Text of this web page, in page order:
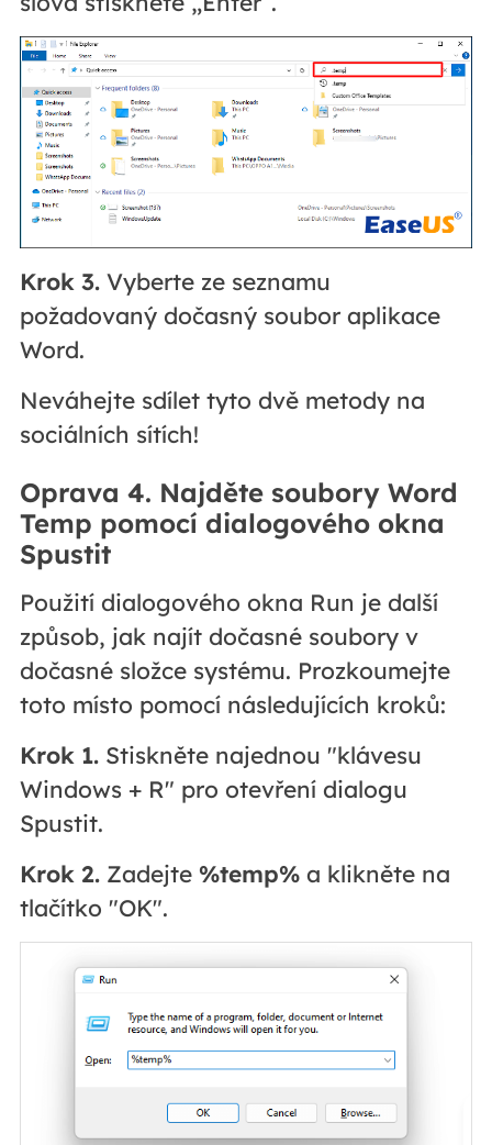
Krok 3.Vyberte ze seznamu
požadovaný dočasný soubor aplikace
Word.
Neváhejte sdílet tyto dvě metody na
sociálních sítích!
Oprava 4. Najděte soubory Word
Temp pomocí dialogového okna
Spustit
Použití dialogového okna Run je další
způsob, jak najít dočasné soubory v
dočasné složce systému. Prozkoumejte
toto místo pomocí následujících kroků:
Krok 1.Stiskněte najednou "klávesu
Windows + R" pro otevření dialogu
Spustit.
Krok 2.Zadejte %temp%a klikněte na
tlačítko "OK".